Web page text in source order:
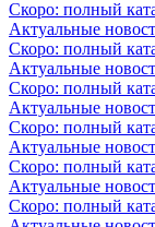
Скоро: полный
Актуальные
Скоро: полный
Актуальные
Скоро: полный
Актуальные
Скоро: полный
Актуальные
Скоро: полный
Актуальные
Скоро: полный